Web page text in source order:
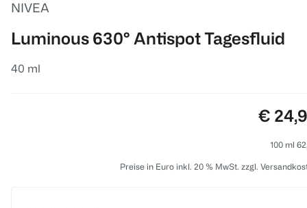
NIVEA
Luminous 630° Antispot Tagesfluid
40 ml
Preis:
€
100 ml
Preise in Euro inkl. 20 % MwSt. zzgl.